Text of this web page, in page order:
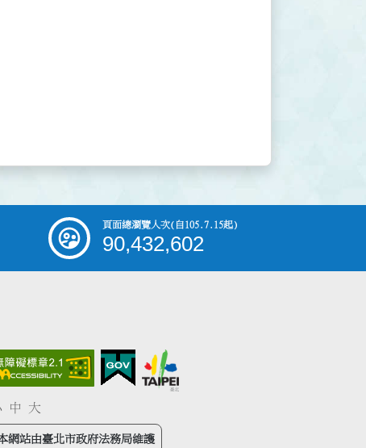
頁面總瀏覽人次(自105.7.15起)
90,432,602
中 大
網站由臺北市政府法務局維護